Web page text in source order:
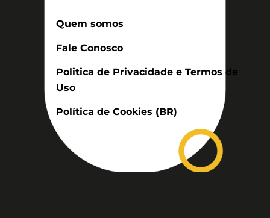
Quem somos
Fale Conosco
Politica de Privacidade e Termos de
Uso
Política de Cookies (BR)